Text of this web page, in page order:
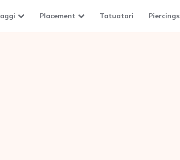
Placement Tatuatori Piercings